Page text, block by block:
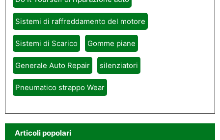
Sistemi di raffreddamento del motore
Sistemi di Scarico Gomme piane
Generale Auto Repair silenziatori
Pneumatico strappo Wear
Articoli popolari